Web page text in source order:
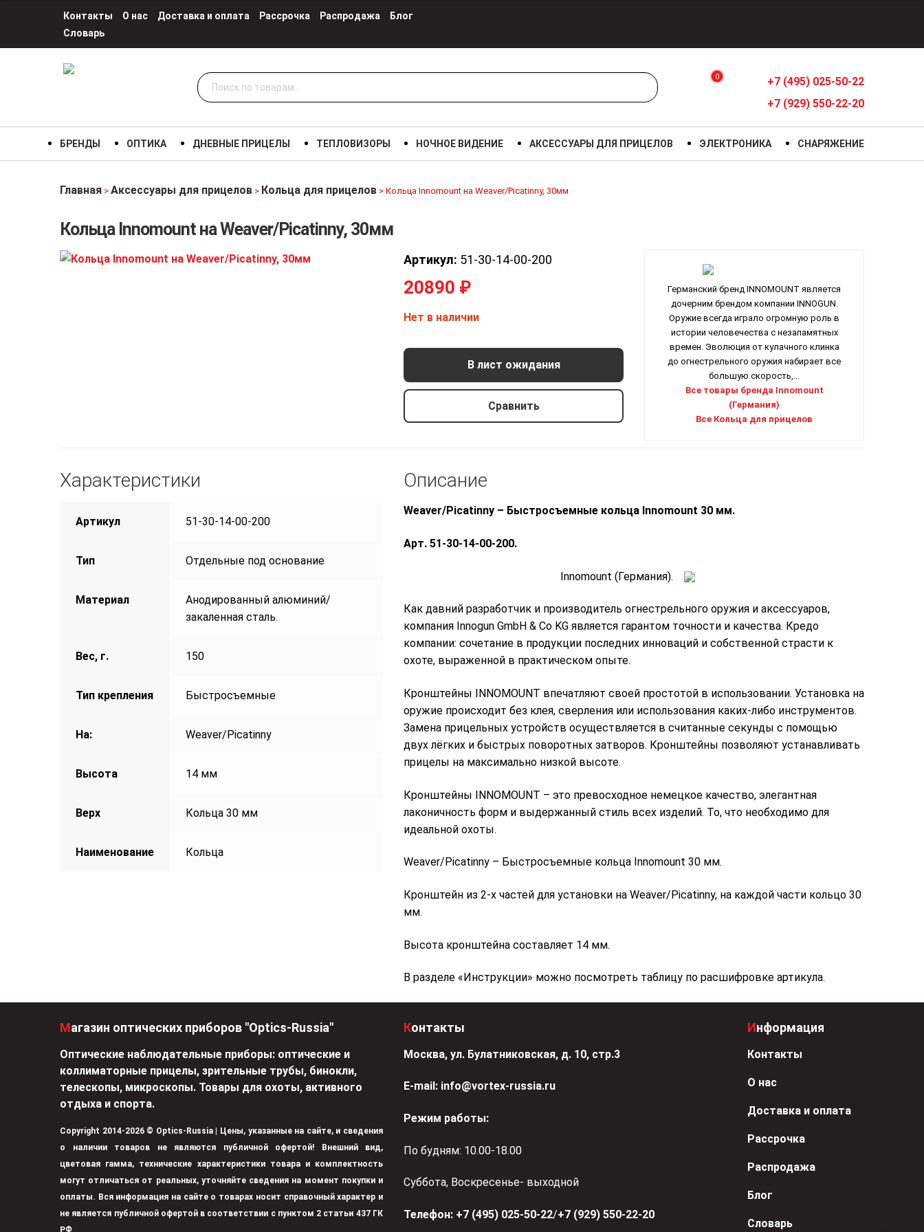
Контакты О нас Доставка и оплата Рассрочка Распродажа
Блог
Словарь
Искать: 0
+7 (495) 025-50-22
+7 (929) 550-22-20
БРЕНДЫ ОПТИКА ДНЕВНЫЕ ПРИЦЕЛЫ ТЕПЛОВИЗОРЫ НОЧНОЕ ВИДЕНИЕ АКСЕССУАРЫ ДЛЯ ПРИЦЕЛОВ ЭЛЕКТРОНИКА СНАРЯЖЕНИЕ
Главная > Аксессуары для прицелов > Кольца для прицелов > Кольца Innomount на Weaver/Picatinny, 30мм
Кольца Innomount на Weaver/Picatinny, 30мм
Артикул: 51-30-14-00-200
20890 ₽
Нет в наличии
В лист ожидания
Сравнить
Германский бренд INNOMOUNT является
дочерним брендом компании INNOGUN.
Оружие всегда играло огромную роль в
истории человечества с незапамятных
времен. Эволюция от кулачного клинка
до огнестрельного оружия набирает все
большую скорость,...
Все товары бренда Innomount
(Германия)
Все Кольца для прицелов
Weaver/Picatinny, 30мм
20890 р.
Характеристики
Артикул 51-30-14-00-200
Тип Отдельные под основание
Материал
Анодированный алюминий/
закаленная сталь.
Вес, г. 150
Тип крепления Быстросъемные
На: Weaver/Picatinny
Высота 14 мм
Верх Кольца 30 мм
Наименование Кольца
Описание
Weaver/Picatinny – Быстросъемные кольца Innomount 30 мм.
Арт. 51-30-14-00-200.
Innomount (Германия).
Как давний разработчик и производитель огнестрельного оружия и аксессуаров,
компания Innogun GmbH & Co KG является гарантом точности и качества. Кредо
компании: сочетание в продукции последних инноваций и собственной страсти к
охоте, выраженной в практическом опыте.
Кронштейны INNOMOUNT впечатляют своей простотой в использовании. Установка на
оружие происходит без клея, сверления или использования каких-либо инструментов.
Замена прицельных устройств осуществляется в считанные секунды с помощью
двух лёгких и быстрых поворотных затворов. Кронштейны позволяют устанавливать
прицелы на максимально низкой высоте.
Кронштейны INNOMOUNT – это превосходное немецкое качество, элегантная
лаконичность форм и выдержанный стиль всех изделий. То, что необходимо для
идеальной охоты.
Weaver/Picatinny – Быстросъемные кольца Innomount 30 мм.
Кронштейн из 2-х частей для установки на Weaver/Picatinny, на каждой части кольцо 30
мм.
Высота кронштейна составляет 14 мм.
В разделе «Инструкции» можно посмотреть таблицу по расшифровке артикула.
Магазин оптических приборов "Optics-Russia"
Оптические наблюдательные приборы: оптические и
коллиматорные прицелы, зрительные трубы, бинокли,
телескопы, микроскопы. Товары для охоты, активного
отдыха и спорта.
Copyright 2014-2026 © Optics-Russia | Цены, указанные на сайте, и сведения
о наличии товаров не являются публичной офертой! Внешний вид,
цветовая гамма, технические характеристики товара и комплектность
могут отличаться от реальных, уточняйте сведения на момент покупки и
оплаты. Вся информация на сайте о товарах носит справочный характер и
не является публичной офертой в соответствии с пунктом 2 статьи 437 ГК
РФ
Контакты
Москва, ул. Булатниковская, д. 10, стр.3
Е-mail: info@vortex-russia.ru
Режим работы:
По будням: 10.00-18.00
Суббота, Воскресенье- выходной
Телефон: +7 (495) 025-50-22/+7 (929) 550-22-20
Информация
Контакты
О нас
Доставка и оплата
Рассрочка
Распродажа
Блог
Словарь